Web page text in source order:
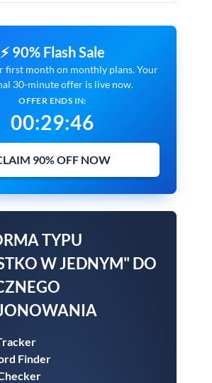
⚡ 90% Flash Sale
first month on monthly plans. Your
30-minute offer is live now.
OFFER ENDS IN:
00:29:45
90% OFF NOW
TYPU
W JEDNYM" DO
Finder